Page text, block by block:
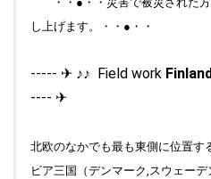
Top " Field work Praha (Prague)
2025.05.28
し、写真も更新しています。
Top "Field work Praha(Prague)
し上げます。・・●・・
----- ✈ ♪♪ Field work
---- ✈
北欧のなかでも最も東側に位置す
ビア三国（デンマーク,スウェー